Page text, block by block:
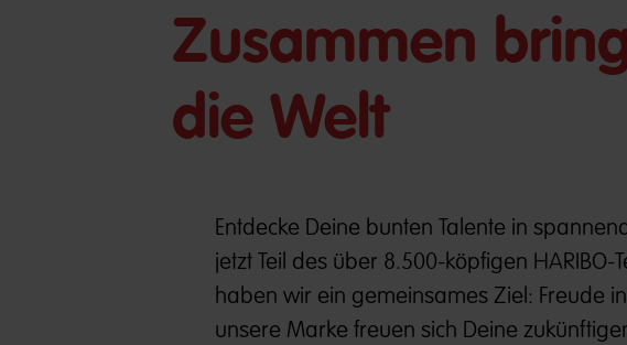
​​Zusammen
die Welt
Entdecke Deine bunten Talente in
jetzt Teil des über 8.500-köpfigen
haben wir ein gemeinsames Ziel: Freude
unsere Marke freuen sich Deine